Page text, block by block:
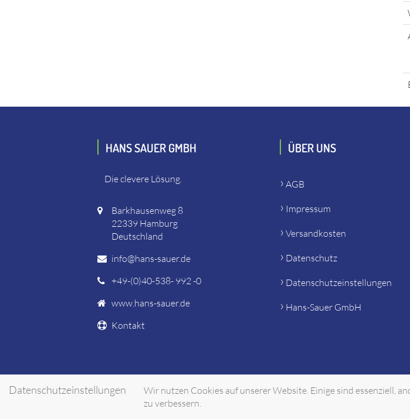
HANS SAUER GMBH
Die clevere Lösung.
Barkhausenweg 8
22339 Hamburg
Deutschland
info@hans-sauer.de
+49-(0)40-538- 992 -0
www.hans-sauer.de
Kontakt
ÜBER UNS
AGB
Impressum
Versandkosten
Datenschutz
Datenschutzeinstellungen
Hans-Sauer GmbH
Datenschutzeinstellungen
Wir nutzen Cookies auf unserer Website. Einige sind essenziell,
zu verbessern.